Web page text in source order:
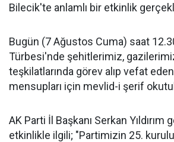
Bilecik'te anlamlı bir etkinlik
Bugün (7 Ağustos Cuma) saat
Türbesi'nde şehitlerimiz,
teşkilatlarında görev alıp vefat
mensupları için mevlid-i şerif
AK Parti İl Başkanı Serkan
etkinlikle ilgili; "Partimizin 25.